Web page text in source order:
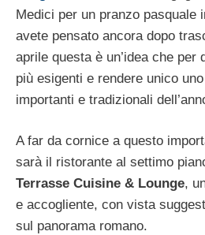
Medici per un pranzo pasquale
avete pensato ancora dopo
aprile questa è un’idea che per
più esigenti e rendere unico
importanti e tradizionali
A far da cornice a questo
sarà il ristorante al settimo
Terrasse Cuisine & Lounge,
e accogliente, con vista
sul panorama romano.